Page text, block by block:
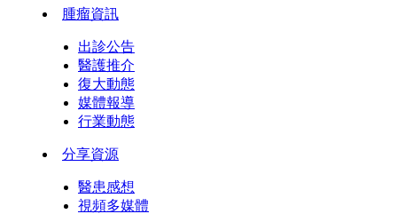
腫瘤資訊
出診公告
醫護推介
復大動態
媒體報導
行業動態
分享資源
醫患感想
視頻多媒體